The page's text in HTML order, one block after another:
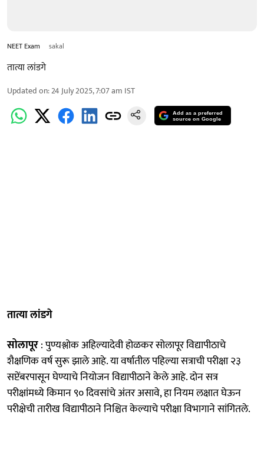
NEET Exam sakal
तात्या लांडगे
Updated on:24 July 2025, 7:07 am IST
Add as a preferred
source on Google
तात्या लांडगे
सोलापूर: पुण्यश्लोक अहिल्यादेवी होळकर सोलापूर विद्यापीठाचे
शैक्षणिक वर्ष सुरू झाले आहे. या वर्षातील पहिल्या सत्राची परीक्षा २३
सप्टेंबरपासून घेण्याचे नियोजन विद्यापीठाने केले आहे. दोन सत्र
परीक्षांमध्ये किमान ९० दिवसांचे अंतर असावे, हा नियम लक्षात घेऊन
परीक्षेची तारीख विद्यापीठाने निश्चित केल्याचे परीक्षा विभागाने सांगितले.